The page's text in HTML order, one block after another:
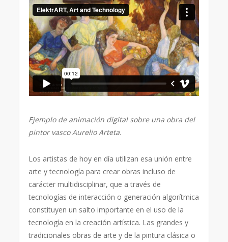
Ejemplo de animación digital sobre una obra del
pintor vasco Aurelio Arteta.
Los artistas de hoy en día utilizan esa unión entre
arte y tecnología para crear obras incluso de
carácter multidisciplinar, que a través de
tecnologías de interacción o generación algorítmica
constituyen un salto importante en el uso de la
tecnología en la creación artística. Las grandes y
tradicionales obras de arte y de la pintura clásica o